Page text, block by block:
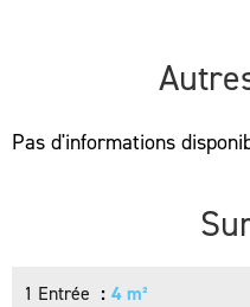
Pas d'informations
1 Entrée 4 m²